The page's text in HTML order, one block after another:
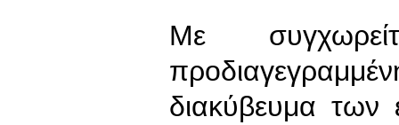
Με
διακύβευμα